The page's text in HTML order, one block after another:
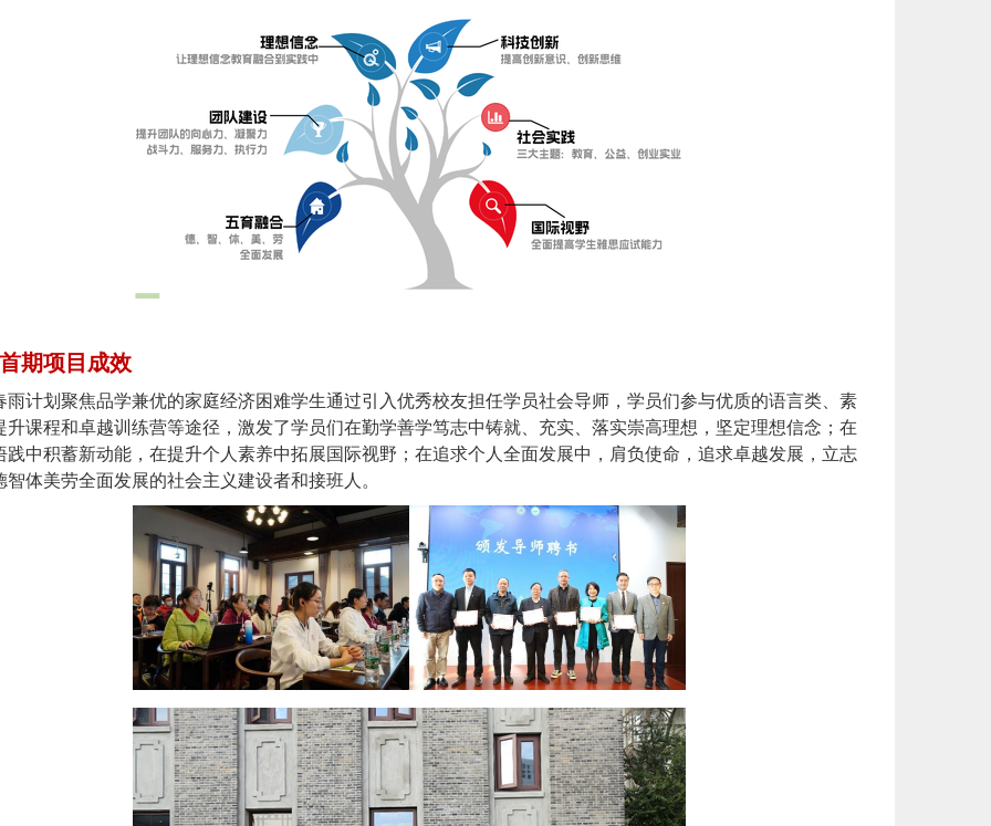
期项目成效
划聚焦品学兼优的家庭经济困难学生通过引入优秀校友担任学员社会导师，学员们参与优质的语言类、素
升课程和卓越训练营等途径，激发了学员们在勤学善学笃志中铸就、充实、落实崇高理想，坚定理想信念；在
践中积蓄新动能，在提升个人素养中拓展国际视野；在追求个人全面发展中，肩负使命，追求卓越发展，立志
智体美劳全面发展的社会主义建设者和接班人。